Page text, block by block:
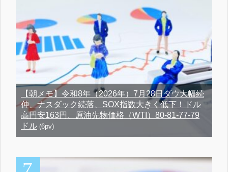
【朝メモ】令和8年（2026年）7月28日ダウ大幅続
伸、ナスダック続落、SOX指数大きく低下！ドル
高円安163円、原油先物価格（WTI）80-81-77-79
ドル (6pv)